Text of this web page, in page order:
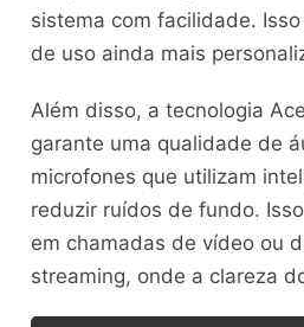
sistema com facilidade.
de uso ainda mais
Além disso, a tecnologia
garante uma qualidade de
microfones que utilizam
reduzir ruídos de fundo.
em chamadas de vídeo ou
streaming, onde a clareza